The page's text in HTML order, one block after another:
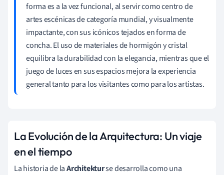
forma es a la vez funcional, al servir como centro de
artes escénicas de categoría mundial, y visualmente
impactante, con sus icónicos tejados en forma de
concha. El uso de materiales de hormigón y cristal
equilibra la durabilidad con la elegancia, mientras que el
juego de luces en sus espacios mejora la experiencia
general tanto para los visitantes como para los artistas.
La Evolución de la Arquitectura: Un viaje
en el tiempo
La historia de laArchitekturse desarrolla como una